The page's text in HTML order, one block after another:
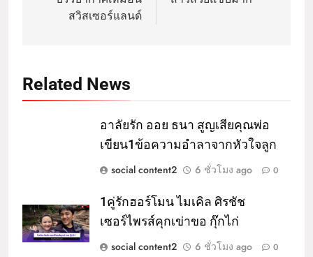
สวิสเซอร์แลนด์
Related News
อาลัยรัก ออย ธนา สูญเสียคุณพ่อ
เขียน1ข้อความอำลาจากหัวใจลูก
social content2
6 ชั่วโมง ago 0
1คู่รักฮอร์โมน ไมเคิล ศิรชัช
เซอร์ไพรส์คุกเข่าขอ กุ๊กไก่
social content2
6 ชั่วโมง ago 0